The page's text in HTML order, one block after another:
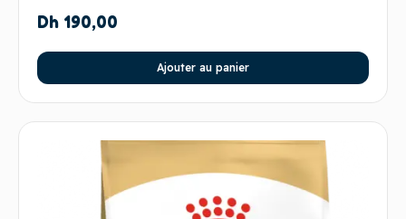
Dh 190,00
Ajouter au panier